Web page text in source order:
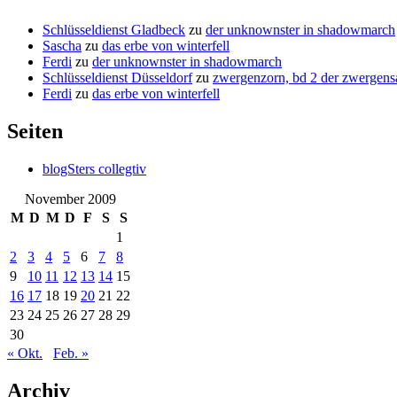
Schlüsseldienst Gladbeck zu der unknownster in shadowmarch
Sascha zu das erbe von winterfell
Ferdi zu der unknownster in shadowmarch
Schlüsseldienst Düsseldorfzu zwergenzorn, bd 2 der
Ferdi zu das erbe von winterfell
Seiten
blogSters collegtiv
November 2009
M D M D F S
S
1
2
3 4 5 6 7
8
9
10 11 12 13 14 15
16 17 18 19 20 21 22
23 24 25 26 27 28 29
30
« Okt.
Feb. »
Archiv